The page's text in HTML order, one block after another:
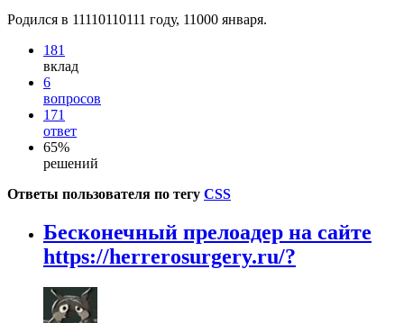
Родился в 11110110111 году, 11000 января.
181
вклад
6
вопросов
171
ответ
65%
решений
Ответы пользователя по тегу CSS
Бесконечный прелоадер на сайте
https://herrerosurgery.ru/?